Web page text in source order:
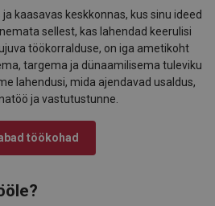
kaasavas keskkonnas, kus sinu ideed
sellest, kas lahendad keerulisi
töökorralduse, on iga ametikoht
targema ja dünaamilisema tuleviku
lahendusi, mida ajendavad usaldus,
ja vastutustunne.
töökohad